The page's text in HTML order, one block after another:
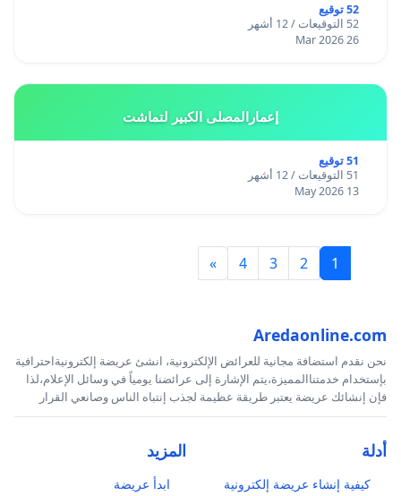
52 توقيع
52 التوقيعات / 12 أشهر
26 Mar 2026
إعمارالمصلى الكبير لتماشت
51 توقيع
51 التوقيعات / 12 أشهر
13 May 2026
1
2
3
4
»
Aredaonline.com
نحن نقدم استضافة مجانية للعرائض الإلكترونية، انشئ عريضة إلكترونيةاحترافية
بإستخدام خدمتناالمميزة،يتم الإشارة إلى عرائضنا يومياً في وسائل الإعلام،لذا
فإن إنشائك عريضة يعتبر طريقة عظيمة لجذب إنتباه الناس وصانعي القرار
أدلة
كيفية إنشاء عريضة إلكترونية
المزيد
ابدأ عريضة